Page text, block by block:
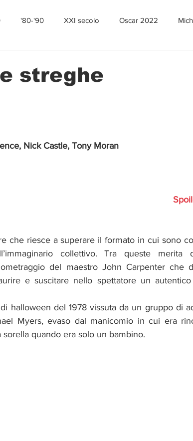
'80-'90 XXI secolo Oscar 2022
streghe
Nick Castle, Tony Moran
che riesce a superare il formato in cui sono
collettivo. Tra queste merita
del maestro John Carpenter che
e suscitare nello spettatore un
halloween del 1978 vissuta da un gruppo di
Myers, evaso dal manicomio in cui era
quando era solo un bambino.